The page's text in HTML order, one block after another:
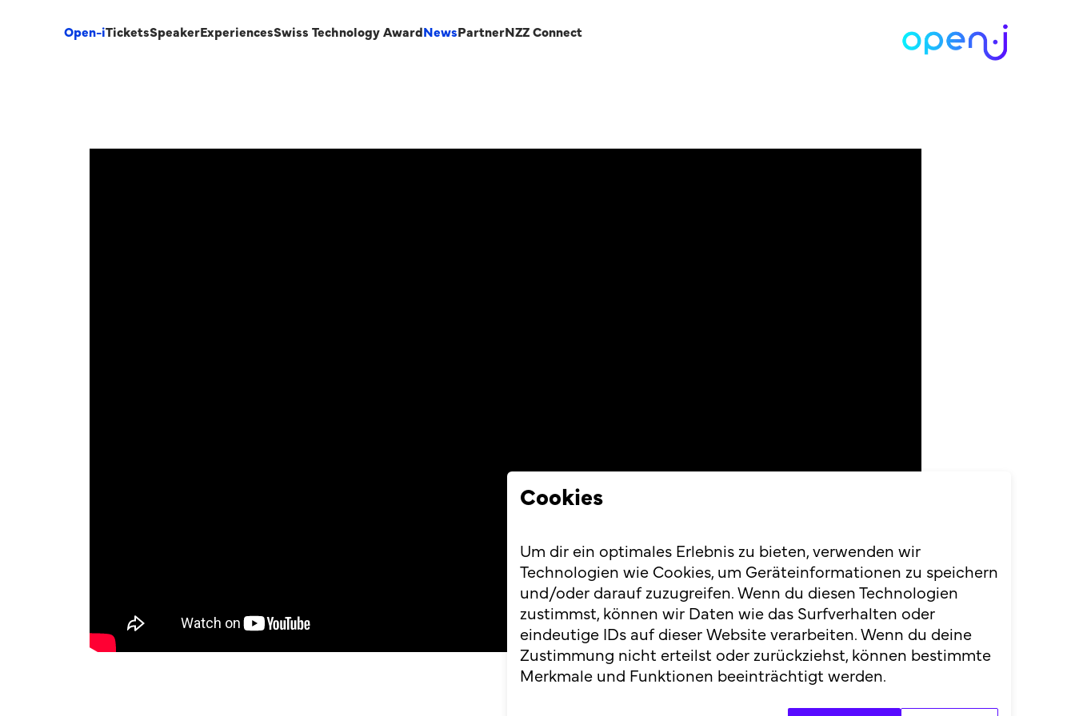
Open-iTicketsSpeakerExperiencesSwiss Technology Award News PartnerNZZ Connect
Cookies
Um dir ein optimales Erlebnis zu bieten, verwenden wir
Technologien wie Cookies, um Geräteinformationen zu speichern
und/oder darauf zuzugreifen. Wenn du diesen Technologien
zustimmst, können wir Daten wie das Surfverhalten oder
eindeutige IDs auf dieser Website verarbeiten. Wenn du deine
Zustimmung nicht erteilst oder zurückziehst, können bestimmte
Merkmale und Funktionen beeinträchtigt werden.